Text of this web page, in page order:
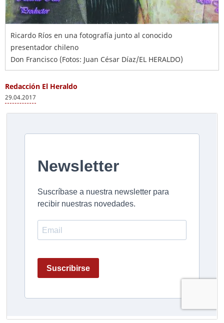
Ricardo Ríos en una fotografía junto al conocido
presentador chileno
Don Francisco (Fotos: Juan César Díaz/EL HERALDO)
Redacción El Heraldo
29.04.2017